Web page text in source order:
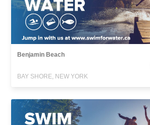
Benjamin Beach
BAY SHORE, NEW YORK